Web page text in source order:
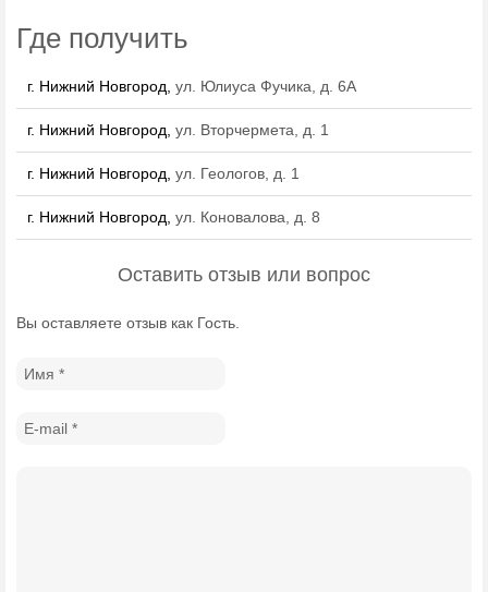
Где получить
г. Нижний Новгород, ул. Юлиуса Фучика, д. 6А
г. Нижний Новгород, ул. Вторчермета, д. 1
г. Нижний Новгород, ул. Геологов, д. 1
г. Нижний Новгород, ул. Коновалова, д. 8
Оставить отзыв или вопрос
Вы оставляете отзыв как Гость.